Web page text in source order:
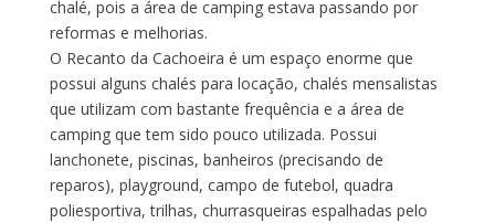
chalé, pois a área de camping estava passando por
reformas e melhorias.
O Recanto da Cachoeira é um espaço enorme que
possui alguns chalés para locação, chalés mensalistas
que utilizam com bastante frequência e a área de
camping que tem sido pouco utilizada. Possui
lanchonete, piscinas, banheiros (precisando de
reparos), playground, campo de futebol, quadra
poliesportiva, trilhas, churrasqueiras espalhadas pelo